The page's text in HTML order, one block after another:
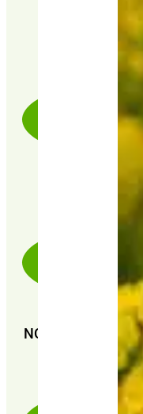
PAIEMENT
NOUS SOMMES